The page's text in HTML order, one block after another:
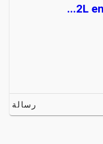
2L
رسالة